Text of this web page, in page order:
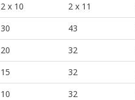
2 x 10 2 x 11
30 43
20 32
15 32
10 32